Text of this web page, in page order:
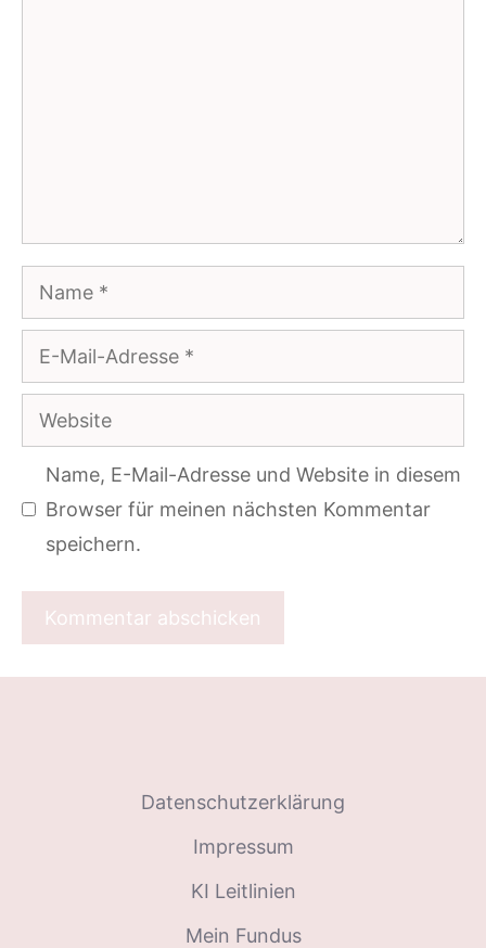
Name
E-
Mail-
Adresse
Website
Name, E-Mail-Adresse und Website in diesem
Browser für meinen nächsten Kommentar
speichern.
Datenschutzerklärung
Impressum
KI Leitlinien
Mein Fundus